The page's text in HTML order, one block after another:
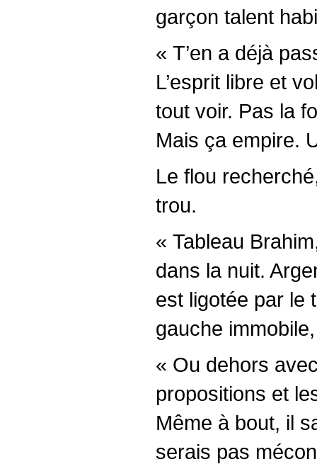
garçon talent
« T’en a déjà
L’esprit libre et
tout voir. Pas la
Mais ça empire.
Le flou
trou.
« Tableau
dans la nuit.
est ligotée par le
gauche
« Ou dehors
propositions et
Même à bout, il
serais pas